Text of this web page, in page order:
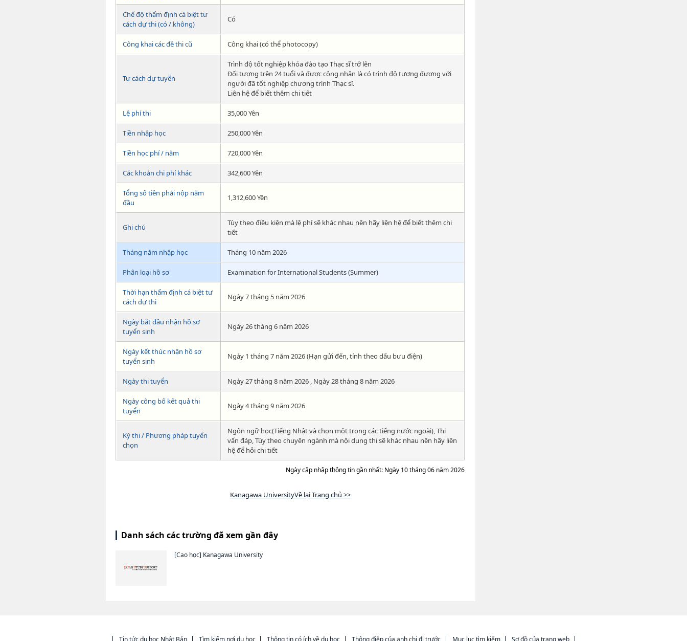
Chế độ thẩm định cá biệt tư
cách dự thi (có / không)
Có
Công khai các đề thi cũ Công khai (có thể photocopy)
Tư cách dự tuyển
Trình độ tốt nghiệp khóa đào tạo Thạc sĩ trở lên
Đối tượng trên 24 tuổi và được công nhận là có trình độ tương đương với
người đã tốt nghiệp chương trình Thạc sĩ.
Liên hệ để biết thêm chi tiết
Lệ phí thi 35,000 Yên
Tiền nhập học 250,000 Yên
Tiền học phí / năm 720,000 Yên
Các khoản chi phí khác 342,600 Yên
Tổng số tiền phải nộp năm
đầu
1,312,600 Yên
Ghi chú
Tùy theo điều kiện mà lệ phí sẽ khác nhau nên hãy liện hệ để biết thêm chi
tiết
Tháng năm nhập học Tháng 10 năm 2026
Phân loại hồ sơ Examination for International Students (Summer)
Thời hạn thẩm định cá biệt tư
cách dự thi
Ngày 7 tháng 5 năm 2026
Ngày bắt đầu nhận hồ sơ
tuyển sinh
Ngày 26 tháng 6 năm 2026
Ngày kết thúc nhận hồ sơ
tuyển sinh
Ngày 1 tháng 7 năm 2026 (Hạn gửi đến, tính theo dấu bưu điện)
Ngày thi tuyển Ngày 27 tháng 8 năm 2026 , Ngày 28 tháng 8 năm 2026
Ngày công bố kết quả thi
tuyển
Ngày 4 tháng 9 năm 2026
Kỳ thi / Phương pháp tuyển
chọn
Ngôn ngữ học(Tiếng Nhật và chọn một trong các tiếng nước ngoài), Thi
vấn đáp, Tùy theo chuyên ngành mà nội dung thi sẽ khác nhau nên hãy liên
hệ để hỏi chi tiết
Ngày cập nhập thông tin gần nhất: Ngày 10 tháng 06 năm 2026
Kanagawa UniversityVề lại Trang chủ >>
Danh sách các trường đã xem gần đây
[Cao học] Kanagawa University